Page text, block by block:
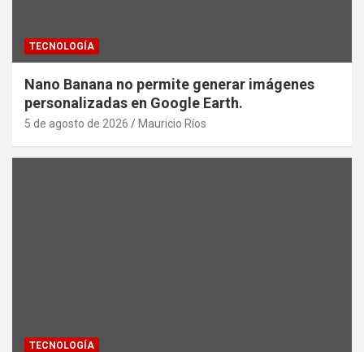
TECNOLOGÍA
Nano Banana no permite generar imágenes
personalizadas en Google Earth.
5 de agosto de 2026 Mauricio Ríos
TECNOLOGÍA